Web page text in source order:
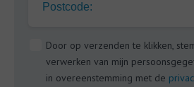
Postcode:
Door op verzenden te klikken,
verwerken van mijn
in overeenstemming met de